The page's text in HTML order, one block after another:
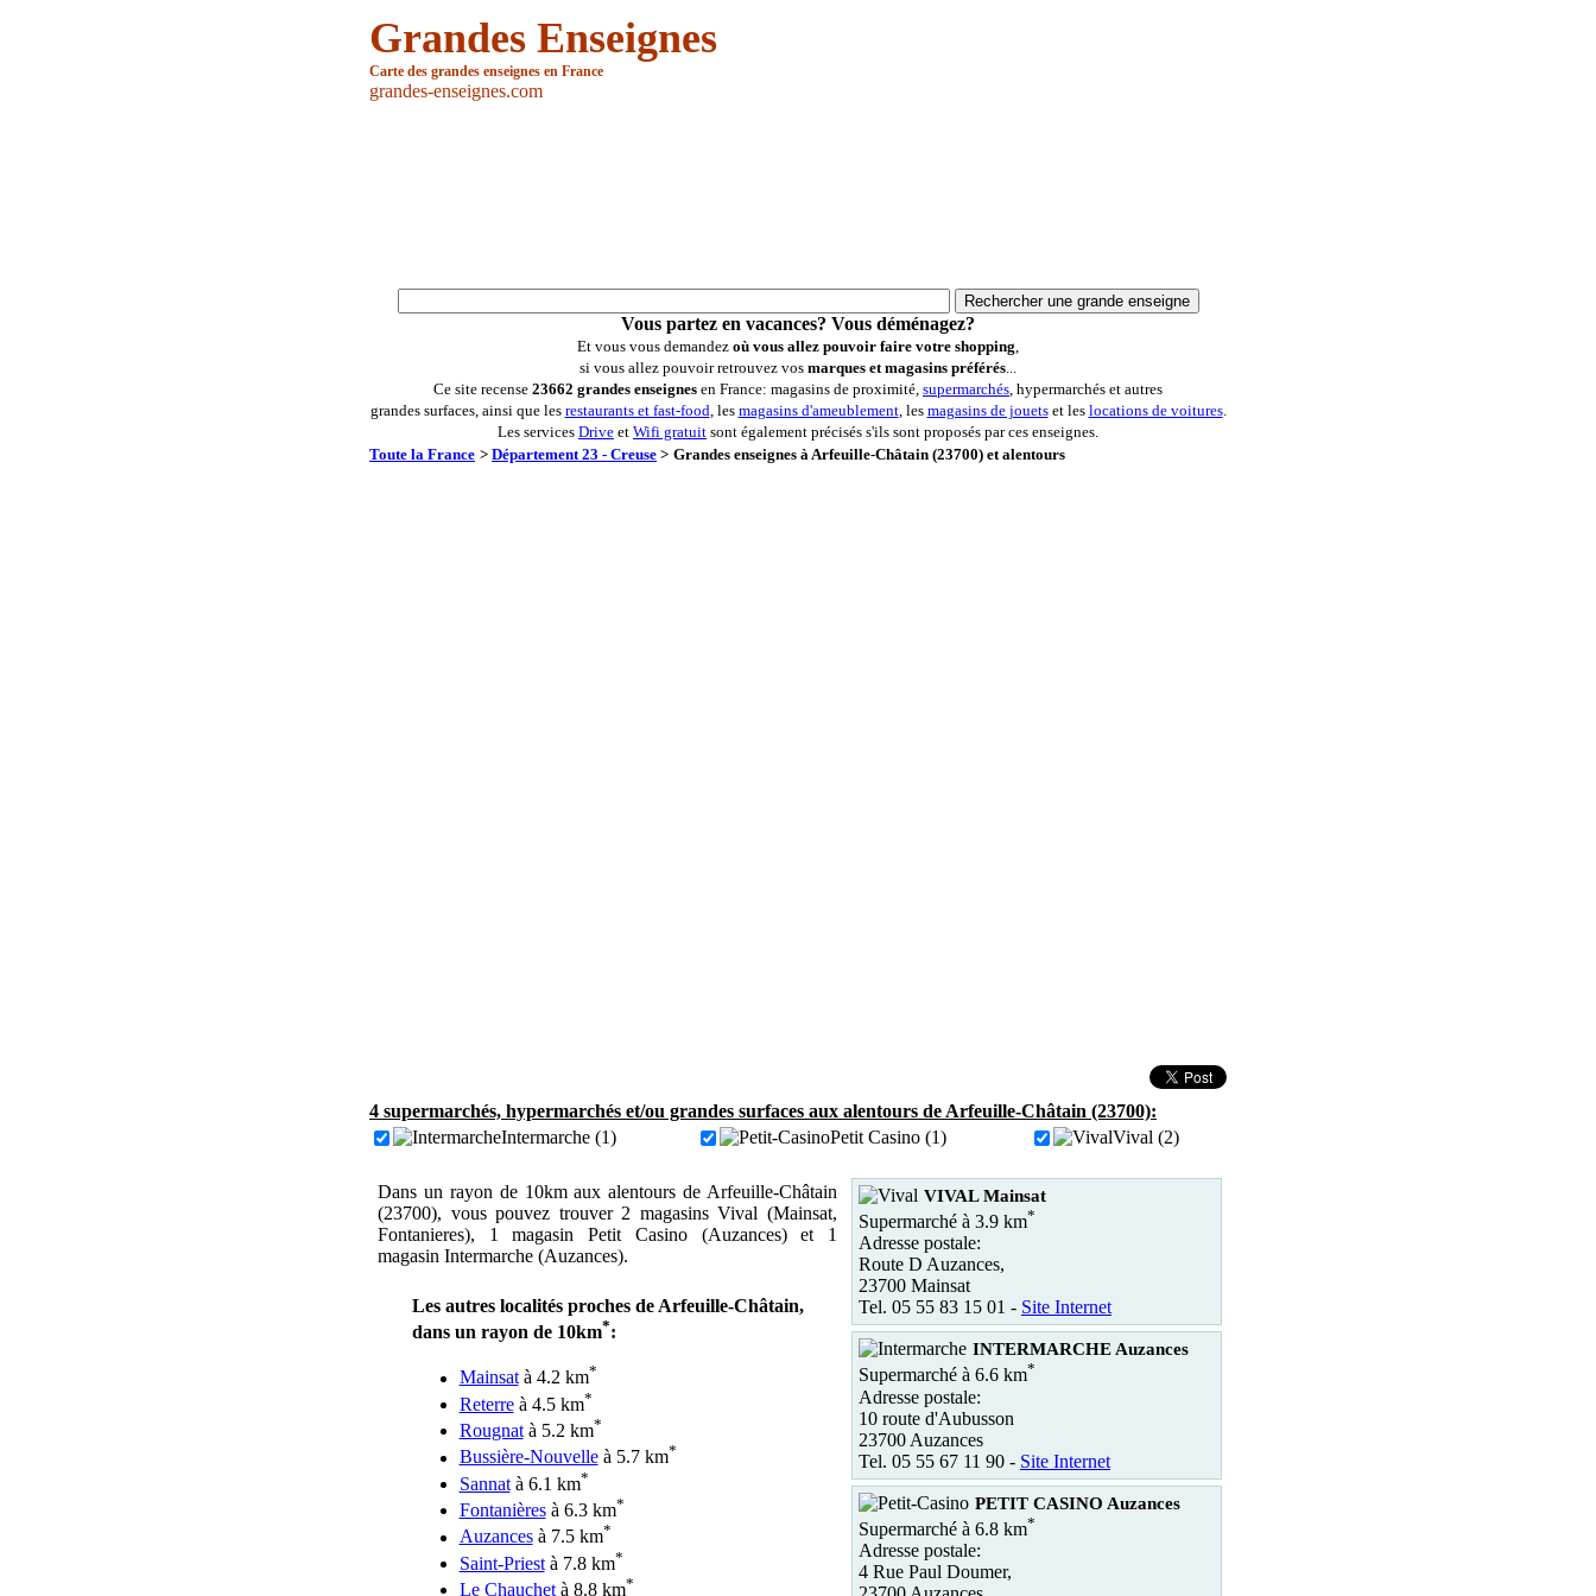
Grandes Enseignes
Carte des grandes enseignes en France
grandes-enseignes.com
Vous partez en vacances? Vous déménagez?
Et vous vous demandez où vous allez pouvoir faire votre shopping,
si vous allez pouvoir retrouvez vos marques et magasins préférés...
Ce site recense 23662 grandes enseignes en France: magasins de proximité, supermarchés, hypermarchés et autres
grandes surfaces, ainsi que les restaurants et fast-food, les magasins d'ameublement, les magasins de jouetset les locations de voitures.
Les services Drive et Wifi gratuit sont également précisés s'ils sont proposés par ces enseignes.
Toute la France > Département 23 - Creuse > Grandes enseignes à Arfeuille-Châtain (23700) et alentours
4 supermarchés, hypermarchés et/ou grandes surfaces aux alentours de Arfeuille-Châtain (23700):
Intermarche (1)
Petit Casino (1) Vival (2)
Dans un rayon de 10km aux alentours de Arfeuille-Châtain
(23700), vous pouvez trouver 2 magasins Vival (Mainsat,
Fontanieres), 1 magasin Petit Casino (Auzances) et 1
magasin Intermarche (Auzances).
Les autres localités proches de Arfeuille-Châtain,
dans un rayon de 10km*:
Mainsatà 4.2 km*
Reterreà 4.5 km*
Rougnatà 5.2 km*
Bussière-Nouvelleà 5.7 km*
Sannatà 6.1 km*
Fontanièresà 6.3 km*
Auzancesà 7.5 km*
Saint-Priestà 7.8 km*
Le Chauchetà 8.8 km*
VIVAL Mainsat
Supermarché à 3.9 km*
Adresse postale:
Route D Auzances,
23700 Mainsat
Tel. 05 55 83 15 01 - Site Internet
INTERMARCHE Auzances
Supermarché à 6.6 km*
Adresse postale:
10 route d'Aubusson
23700 Auzances
Tel. 05 55 67 11 90 - Site Internet
PETIT CASINO Auzances
Supermarché à 6.8 km*
Adresse postale:
4 Rue Paul Doumer,